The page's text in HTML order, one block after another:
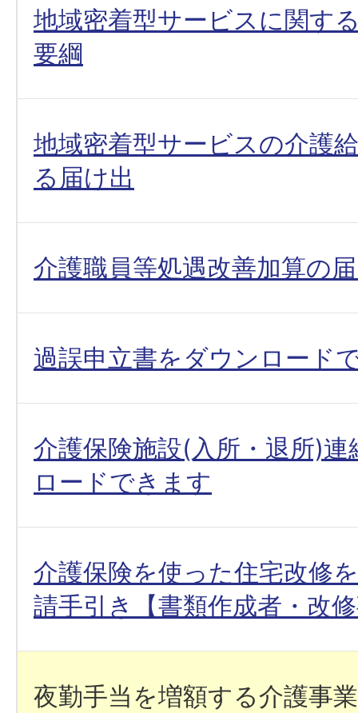
地域密着型サービスに関す
要綱
地域密着型サービスの介護
る届け出
介護職員等処遇改善加算の
過誤申立書をダウンロード
介護保険施設(入所・退所)
ロードできます
介護保険を使った住宅改修
請手引き【書類作成者・改
夜勤手当を増額する介護事